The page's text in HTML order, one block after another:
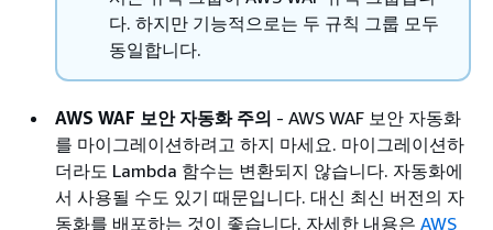
다. 하지만 기능적으로는 두 규칙 그룹 모두
동일합니다.
AWS WAF 보안 자동화 주의 - AWS WAF 보안 자동화
를 마이그레이션하려고 하지 마세요. 마이그레이션하
더라도 Lambda 함수는 변환되지 않습니다. 자동화에
서 사용될 수도 있기 때문입니다. 대신 최신 버전의 자
동화를 배포하는 것이 좋습니다. 자세한 내용은 AWS